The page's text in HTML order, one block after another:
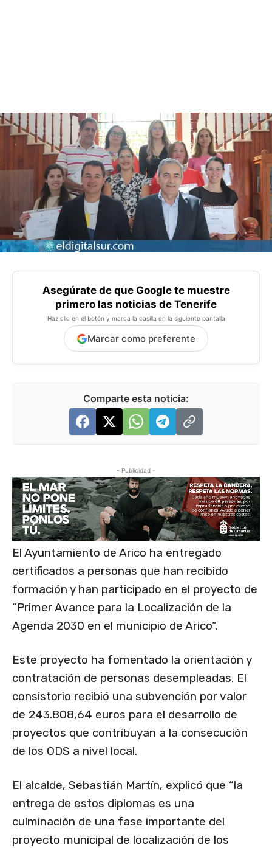
Asegúrate de que Google te muestre
primero las noticias de Tenerife
Haz clic en el botón y marca la casilla en la siguiente pantalla
Marcar como preferente
Comparte esta noticia:
- Publicidad -
El Ayuntamiento de Arico ha entregado
certificados a personas que han recibido
formación y han participado en el proyecto de
“Primer Avance para la Localización de la
Agenda 2030 en el municipio de Arico”.
Este proyecto ha fomentado la orientación y
contratación de personas desempleadas. El
consistorio recibió una subvención por valor
de 243.808,64 euros para el desarrollo de
proyectos que contribuyan a la consecución
de los ODS a nivel local.
El alcalde, Sebastián Martín, explicó que “la
entrega de estos diplomas es una
culminación de una fase importante del
proyecto municipal de localización de los